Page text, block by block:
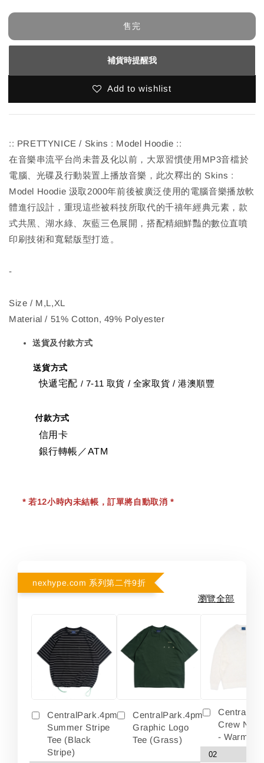
售完
補貨時提醒我
Add to wishlist
:: PRETTYNICE / Skins : Model Hoodie ::
在音樂串流平台尚未普及化以前，大眾習慣使用MP3音檔於
電腦、光碟及行動裝置上播放音樂，此次釋出的 Skins :
Model Hoodie 汲取2000年前後被廣泛使用的電腦音樂播放軟
體進行設計，重現這些被科技所取代的千禧年經典元素，款
式共黑、湖水綠、灰藍三色展開，搭配精細鮮豔的數位直噴
印刷技術和寬鬆版型打造。
-
Size / M,L,XL
Material / 51% Cotton, 49% Polyester
送貨及付款方式
送貨方式
快遞宅配 / 7-11 取貨 / 全家取貨 / 港澳順豐
付款方式
信用卡
銀行轉帳／ATM
* 若12小時內未結帳，訂單將自動取消 *
nexhype.com 系列第二件9折
瀏覽全部
CentralPark.4pm
Summer Stripe
Tee (Black
Stripe)
CentralPark.4pm
Graphic Logo
Tee (Grass)
Crew
- Warm